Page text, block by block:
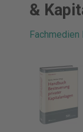
&
Fachmedien